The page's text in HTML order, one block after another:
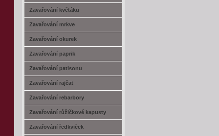
Zavařování květáku
Zavařování mrkve
Zavařování okurek
Zavařování paprik
Zavařování patisonu
Zavařování rajčat
Zavařování rebarbory
Zavařování růžičkové kapusty
Zavařování ředkviček